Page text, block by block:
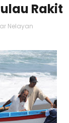
Rakit
Nelayan